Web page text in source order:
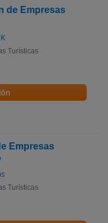
de Empresas
Turísticas
Empresas
Turísticas